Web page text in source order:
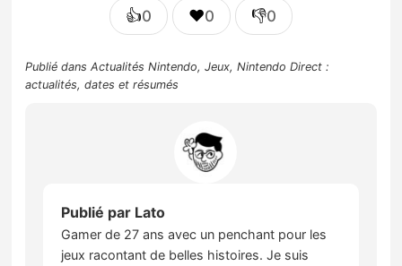
👍0 ❤️0 👎0
Publié dansActualités Nintendo,Jeux,Nintendo Direct :
actualités, dates et résumés
Publié par Lato
Gamer de 27 ans avec un penchant pour les
jeux racontant de belles histoires. Je suis